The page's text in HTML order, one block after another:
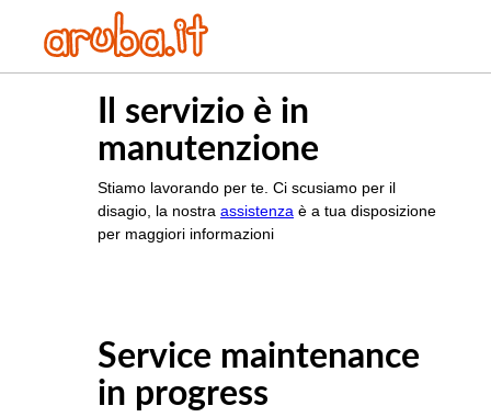
Il servizio è in
manutenzione
Stiamo lavorando per te. Ci scusiamo per il
disagio, la nostra assistenza è a tua disposizione
per maggiori informazioni
Service maintenance
in progress